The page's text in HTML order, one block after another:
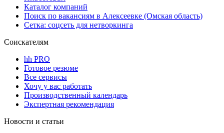
Каталог компаний
Поиск по вакансиям в Алексеевке (Омская область)
Сетка: соцсеть для нетворкинга
Соискателям
hh PRO
Готовое резюме
Все сервисы
Хочу у вас работать
Производственный календарь
Экспертная рекомендация
Новости и статьи